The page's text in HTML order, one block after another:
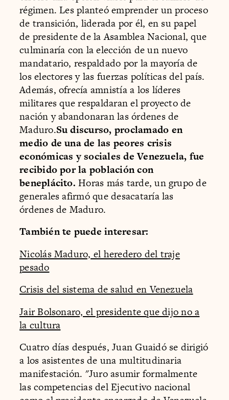
régimen. Les planteó emprender un proceso
de transición, liderada por él, en su papel
de presidente de la Asamblea Nacional, que
culminaría con la elección de un nuevo
mandatario, respaldado por la mayoría de
los electores y las fuerzas políticas del país.
Además, ofrecía amnistía a los líderes
militares que respaldaran el proyecto de
nación y abandonaran las órdenes de
Maduro.Su discurso, proclamado en
medio de una de las peores crisis
económicas y sociales de Venezuela, fue
recibido por la población con
beneplácito. Horas más tarde, un grupo de
generales afirmó que desacataría las
órdenes de Maduro.
También te puede interesar:
Nicolás Maduro, el heredero del traje
pesado
Crisis del sistema de salud en Venezuela
Jair Bolsonaro, el presidente que dijo no a
la cultura
Cuatro días después, Juan Guaidó se dirigió
a los asistentes de una multitudinaria
manifestación. "Juro asumir formalmente
las competencias del Ejecutivo nacional